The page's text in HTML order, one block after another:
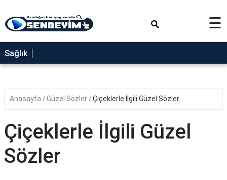
SAĞLIK
NEDİR
YEMEK
RÜYA
TABİRLERİ
GEZİLECEK
☰
Sağlık
Anasayfa Güzel Sözler Çiçeklerle İlgili Güzel Sözler
Çiçeklerle İlgili Güzel
Sözler